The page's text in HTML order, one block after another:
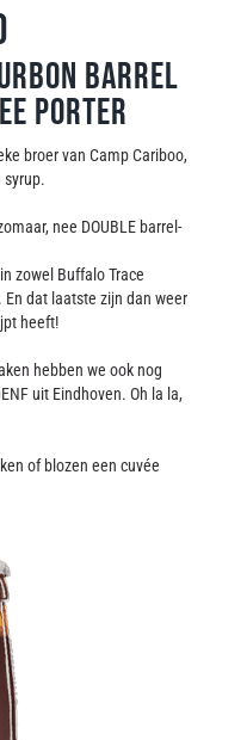
Barrel
porter
broer van Camp Cariboo,
nee DOUBLE barrel-
zowel Buffalo Trace
dat laatste zijn dan weer
heeft!
hebben we ook nog
uit Eindhoven. Oh la la,
of blozen een cuvée